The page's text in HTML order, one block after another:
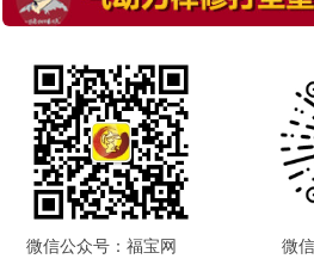
微信公众号：福宝网 微